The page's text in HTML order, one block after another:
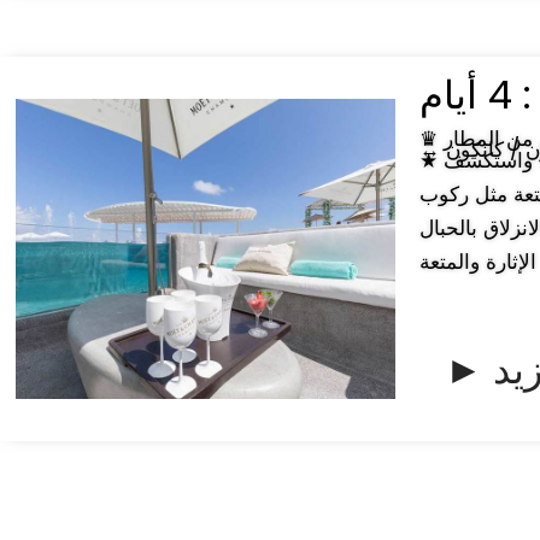
/ كانكون★ أبرز المعالم: • زيل ها: استمتع بالغطس السطحي غير المحدود طوال اليوم، واستكشف
مثل ركوب
بالحبال